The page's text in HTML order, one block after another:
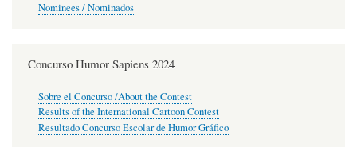
Nominees / Nominados
Concurso Humor Sapiens 2024
Sobre el Concurso /About the Contest
Results of the International Cartoon Contest
Resultado Concurso Escolar de Humor Gráfico